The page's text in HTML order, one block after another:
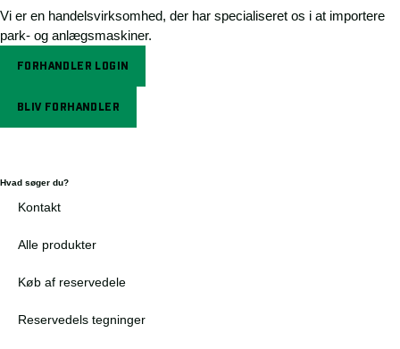
Vi er en handelsvirksomhed, der har specialiseret os i at importere
park- og anlægsmaskiner.
FORHANDLER LOGIN
BLIV FORHANDLER
Hvad søger du?
Kontakt
Alle produkter
Køb af reservedele
Reservedels tegninger